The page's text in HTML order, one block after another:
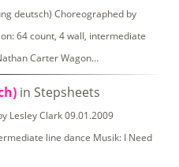
deutsch) Choreographed by
64 count, 4 wall, intermediate
Carter Wagon…
in Stepsheets
Lesley Clark 09.01.2009
line dance Musik: I Need